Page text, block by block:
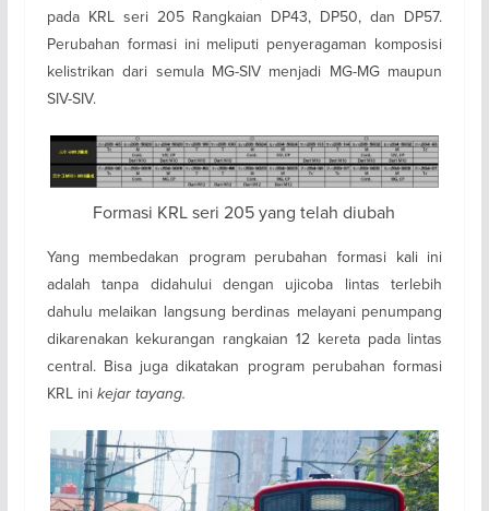
pada KRL seri 205 Rangkaian DP43, DP50, dan DP57.
Perubahan formasi ini meliputi penyeragaman komposisi
kelistrikan dari semula MG-SIV menjadi MG-MG maupun
SIV-SIV.
Formasi KRL seri 205 yang telah diubah
Yang membedakan program perubahan formasi kali ini
adalah tanpa didahului dengan ujicoba lintas terlebih
dahulu melaikan langsung berdinas melayani penumpang
dikarenakan kekurangan rangkaian 12 kereta pada lintas
central. Bisa juga dikatakan program perubahan formasi
KRL ini kejar tayang.